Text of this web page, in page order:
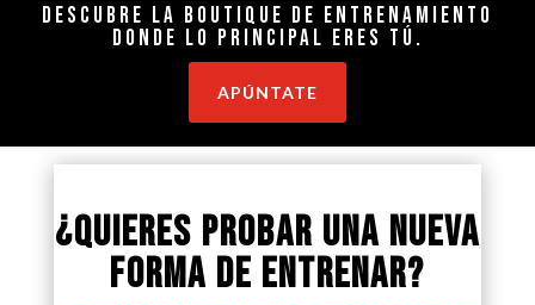
Descubre la boutique de entrenamiento
donde lo principal eres tú.
APÚNTATE
¿Quieres probar una nueva
forma de entrenar?